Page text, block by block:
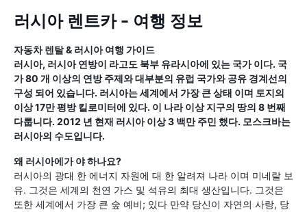
러시아 렌트카 - 여행 정보
자동차 렌탈 & 러시아 여행 가이드
러시아, 러시아 연방이 라고도 북부 유라시아에 있는 국가 이다. 국
가 80 개 이상의 연방 주제와 대부분의 유럽 국가와 공유 경계선의
구성 되어 있습니다. 러시아는 세계에서 가장 큰 상태 이며 토지의
이상 17만 평방 킬로미터에 있다. 이 나라 이상 지구의 땅의 8 번째
다룹니다. 2012 년 현재 러시아 이상 3 백만 주민 했다. 모스크바는
러시아의 수도입니다.
왜 러시아에가 야 하나요?
러시아의 광대 한 에너지 자원에 대 한 알려져 나라 이며 미네랄 보
유. 그것은 세계의 천연 가스 및 석유의 최대 생산입니다. 그것은
또한 세계에서 가장 큰 숲 예비; 있다 만약 당신이 자연의 사랑, 당